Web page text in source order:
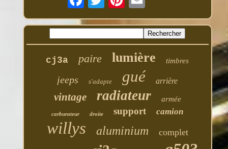
cj3a paire lumière timbres
jeeps s'adapte gué arrière
vintage radiateur armée
carburateur droite support camion
willys aluminium complet